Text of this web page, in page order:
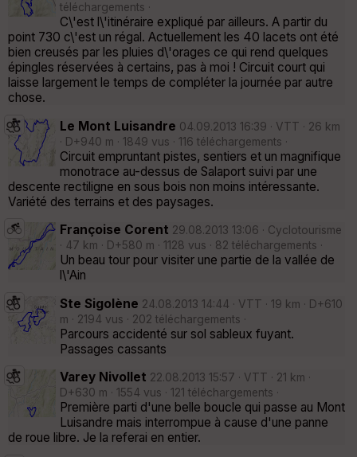
téléchargements ·
C\'est l\'itinéraire expliqué par ailleurs. A partir du
point 730 c\'est un régal. Actuellement les 40 lacets ont été
bien creusés par les pluies d\'orages ce qui rend quelques
épingles réservées à certains, pas à moi ! Circuit court qui
laisse largement le temps de compléter la journée par autre
chose.
Le Mont Luisandre 04.09.2013 16:39 · VTT · 26 km
· D+940 m · 1849 vus · 116 téléchargements ·
Circuit empruntant pistes, sentiers et un magnifique
monotrace au-dessus de Salaport suivi par une
descente rectiligne en sous bois non moins intéressante.
Variété des terrains et des paysages.
Françoise Corent 29.08.2013 13:06 · Cyclotourisme
· 47 km · D+580 m · 1128 vus · 82 téléchargements ·
Un beau tour pour visiter une partie de la vallée de
l\'Ain
Ste Sigolène 24.08.2013 14:44 · VTT · 19 km · D+610
m · 2194 vus · 202 téléchargements ·
Parcours accidenté sur sol sableux fuyant.
Passages cassants
Varey Nivollet 22.08.2013 15:57 · VTT · 21 km ·
D+630 m · 1554 vus · 121 téléchargements ·
Première parti d'une belle boucle qui passe au Mont
Luisandre mais interrompue à cause d'une panne
de roue libre. Je la referai en entier.